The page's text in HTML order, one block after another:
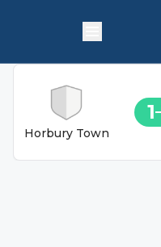
Horbury Town
1